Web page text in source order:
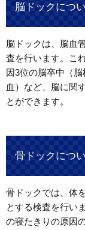
脳ドックにつ
脳ドックは、脳血
査を行います。こ
因3位の脳卒中（
血）など、脳に関
とができます。
骨ドックにつ
骨ドックでは、体
とする検査を行い
の寝たきりの原因